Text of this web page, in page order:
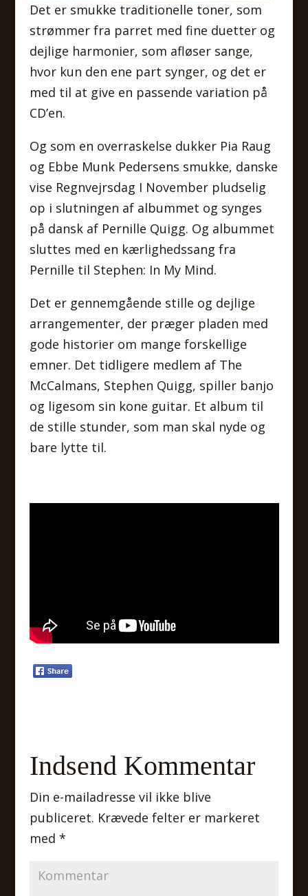
Det er smukke traditionelle toner, som
strømmer fra parret med fine duetter og
dejlige harmonier, som afløser sange,
hvor kun den ene part synger, og det er
med til at give en passende variation på
CD’en.
Og som en overraskelse dukker Pia Raug
og Ebbe Munk Pedersens smukke, danske
vise Regnvejrsdag I November pludselig
op i slutningen af albummet og synges
på dansk af Pernille Quigg. Og albummet
sluttes med en kærlighedssang fra
Pernille til Stephen: In My Mind.
Det er gennemgående stille og dejlige
arrangementer, der præger pladen med
gode historier om mange forskellige
emner. Det tidligere medlem af The
McCalmans, Stephen Quigg, spiller banjo
og ligesom sin kone guitar. Et album til
de stille stunder, som man skal nyde og
bare lytte til.
Indsend Kommentar
Din e-mailadresse vil ikke blive
publiceret. Krævede felter er markeret
med *